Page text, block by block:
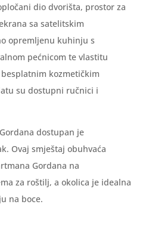
dio dvorišta, prostor za
sa satelitskim
opremljenu kuhinju s
pećnicom te vlastitu
kozmetičkim
su dostupni ručnici i
dostupan je
Ovaj smještaj obuhvaća
Gordana na
za roštilj, a okolica je idealna
na boce.